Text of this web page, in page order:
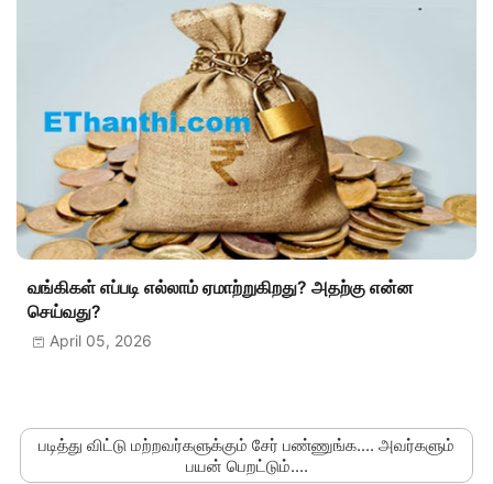
வங்கிகள் எப்படி எல்லாம் ஏமாற்றுகிறது? அதற்கு என்ன
செய்வது?
April 05, 2026
படித்து விட்டு மற்றவர்களுக்கும் சேர் பண்ணுங்க.... அவர்களும்
பயன் பெறட்டும்....